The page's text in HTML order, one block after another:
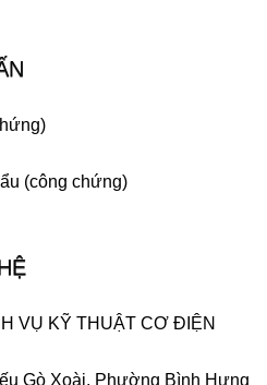
(công chứng)
VỤ KỸ THUẬT CƠ ĐIỆN
Gò Xoài, Phường Bình Hưng